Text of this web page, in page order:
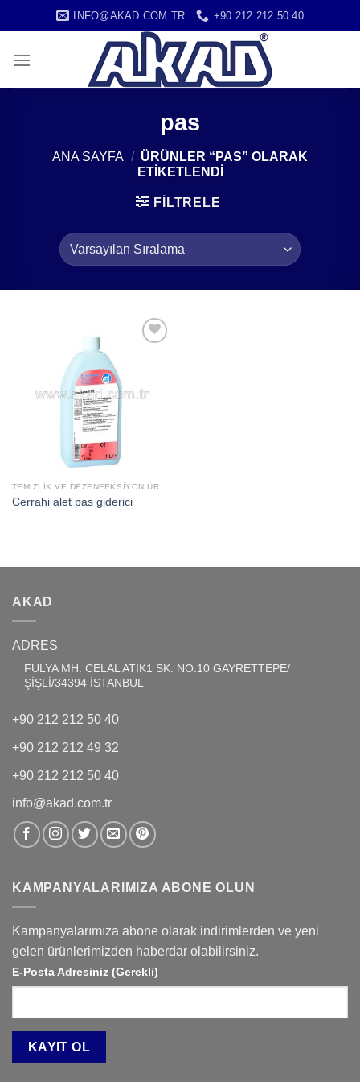
atla
INFO@AKAD.COM.TR +90 212 212 50 40
pas
ANA SAYFA / ÜRÜNLER “PAS” OLARAK
ETIKETLENDI
FILTRELE
wishlist
TEMİZLİK VE DEZENFEKSİYON ÜRÜNLERİ
Cerrahi alet pas giderici
AKAD
ADRES
FULYA MH. CELAL ATİK1 SK. NO:10 GAYRETTEPE/
ŞİŞLİ/34394 İSTANBUL
+90 212 212 50 40
+90 212 212 49 32
+90 212 212 50 40
info@akad.com.tr
KAMPANYALARIMIZA ABONE OLUN
Kampanyalarımıza abone olarak indirimlerden ve yeni
gelen ürünlerimizden haberdar olabilirsiniz.
E-Posta Adresiniz (Gerekli)